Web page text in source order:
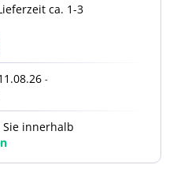
ca. 1-3
-
innerhalb